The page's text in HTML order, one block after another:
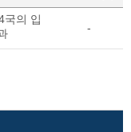
국의 입
-